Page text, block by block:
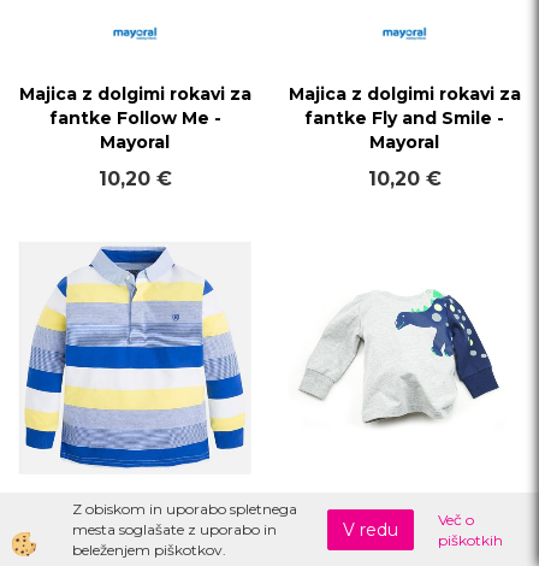
Majica z dolgimi rokavi za
fantke Follow Me -
Mayoral
10,20 €
Majica z dolgimi rokavi za
fantke Fly and Smile -
Mayoral
10,20 €
Z obiskom in uporabo spletnega
mesta soglašate z uporabo in
beleženjem piškotkov.
V redu
Več o
piškotkih